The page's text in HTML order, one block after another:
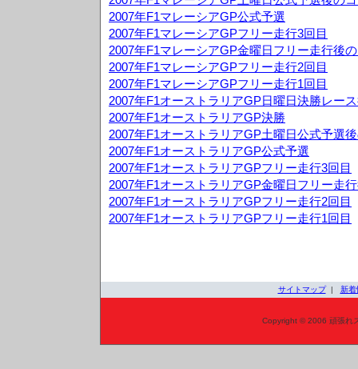
2007年F1マレーシアGP公式予選
2007年F1マレーシアGPフリー走行3回目
2007年F1マレーシアGP金曜日フリー走行後
2007年F1マレーシアGPフリー走行2回目
2007年F1マレーシアGPフリー走行1回目
2007年F1オーストラリアGP日曜日決勝レー
2007年F1オーストラリアGP決勝
2007年F1オーストラリアGP土曜日公式予選
2007年F1オーストラリアGP公式予選
2007年F1オーストラリアGPフリー走行3回目
2007年F1オーストラリアGP金曜日フリー走
2007年F1オーストラリアGPフリー走行2回目
2007年F1オーストラリアGPフリー走行1回目
サイトマップ| 新着
Copyright © 2006 頑張れ